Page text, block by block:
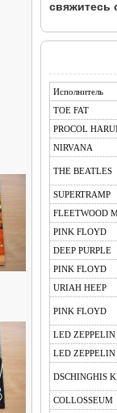
свяжитесь
Исполнитель
TOE FAT
PROCOL
NIRVANA
THE BEATLES
SUPERTRAMP
FLEETWOOD
PINK FLOYD
DEEP PURPLE
PINK FLOYD
URIAH HEEP
PINK FLOYD
LED ZEPPELIN
LED ZEPPELIN
DSCHINGHIS
COLLOSSEUM